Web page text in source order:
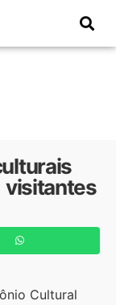
visitantes
Cultural